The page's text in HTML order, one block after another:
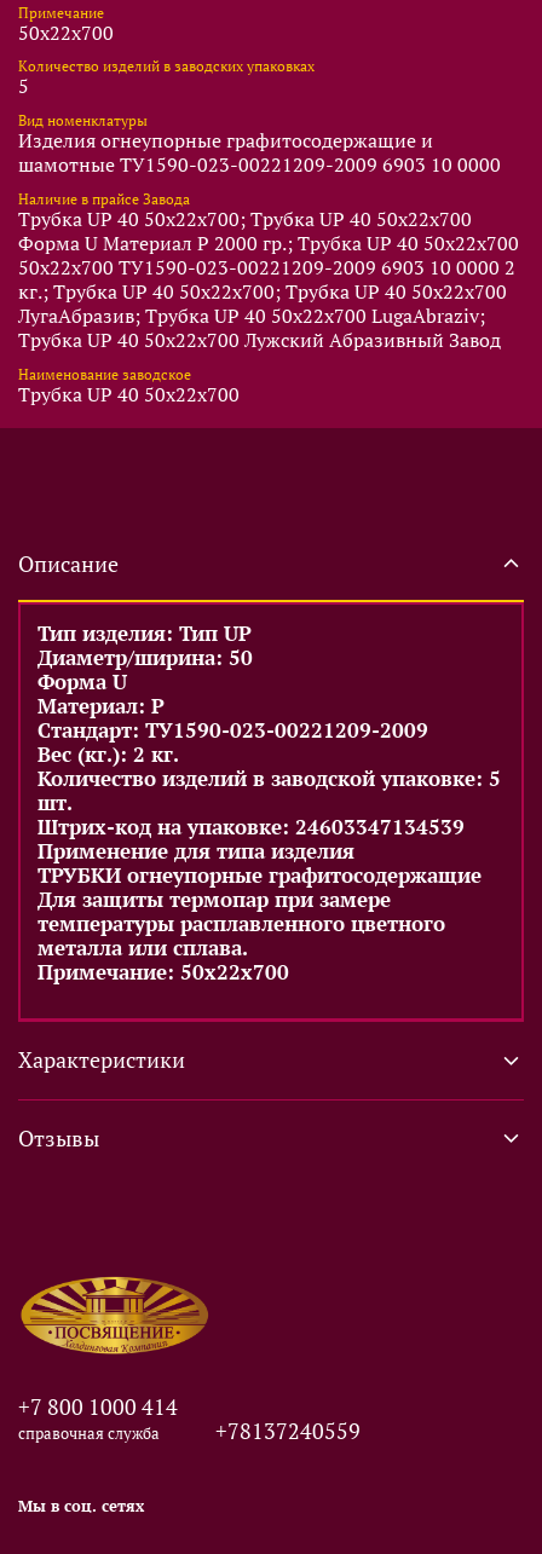
Примечание
50x22x700
Количество изделий в заводских упаковках
5
Вид номенклатуры
Изделия огнеупорные графитосодержащие и
шамотные ТУ1590-023-00221209-2009 6903 10 0000
Наличие в прайсе Завода
Трубка UP 40 50x22x700; Трубка UP 40 50x22x700
Форма U Материал P 2000 гр.; Трубка UP 40 50x22x700
50x22x700 ТУ1590-023-00221209-2009 6903 10 0000 2
кг.; Трубка UP 40 50x22x700; Трубка UP 40 50x22x700
ЛугаАбразив; Трубка UP 40 50x22x700 LugaAbraziv;
Трубка UP 40 50x22x700 Лужский Абразивный Завод
Наименование заводское
Трубка UP 40 50x22x700
Описание
Тип изделия: Тип UP
Диаметр/ширина: 50
Форма U
Материал: P
Стандарт: ТУ1590-023-00221209-2009
Вес (кг.): 2 кг.
Количество изделий в заводской упаковке: 5
шт.
Штрих-код на упаковке: 24603347134539
Применение для типа изделия
ТРУБКИ огнеупорные графитосодержащие
Для защиты термопар при замере
температуры расплавленного цветного
металла или сплава.
Примечание: 50x22x700
Характеристики
Отзывы
+7 800 1000 414
справочная служба +78137240559
Мы в соц. сетях